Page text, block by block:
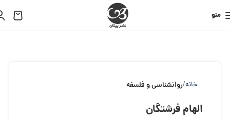
منو
خانه روانشناسی و فلسفه
الهام فرشتگان